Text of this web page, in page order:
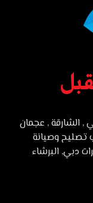
الشارقة , عجمان
تركيب تصليح وصيانة
دبي, البرشاء